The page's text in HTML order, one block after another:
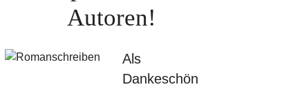
Autoren!
Als
Dankeschön